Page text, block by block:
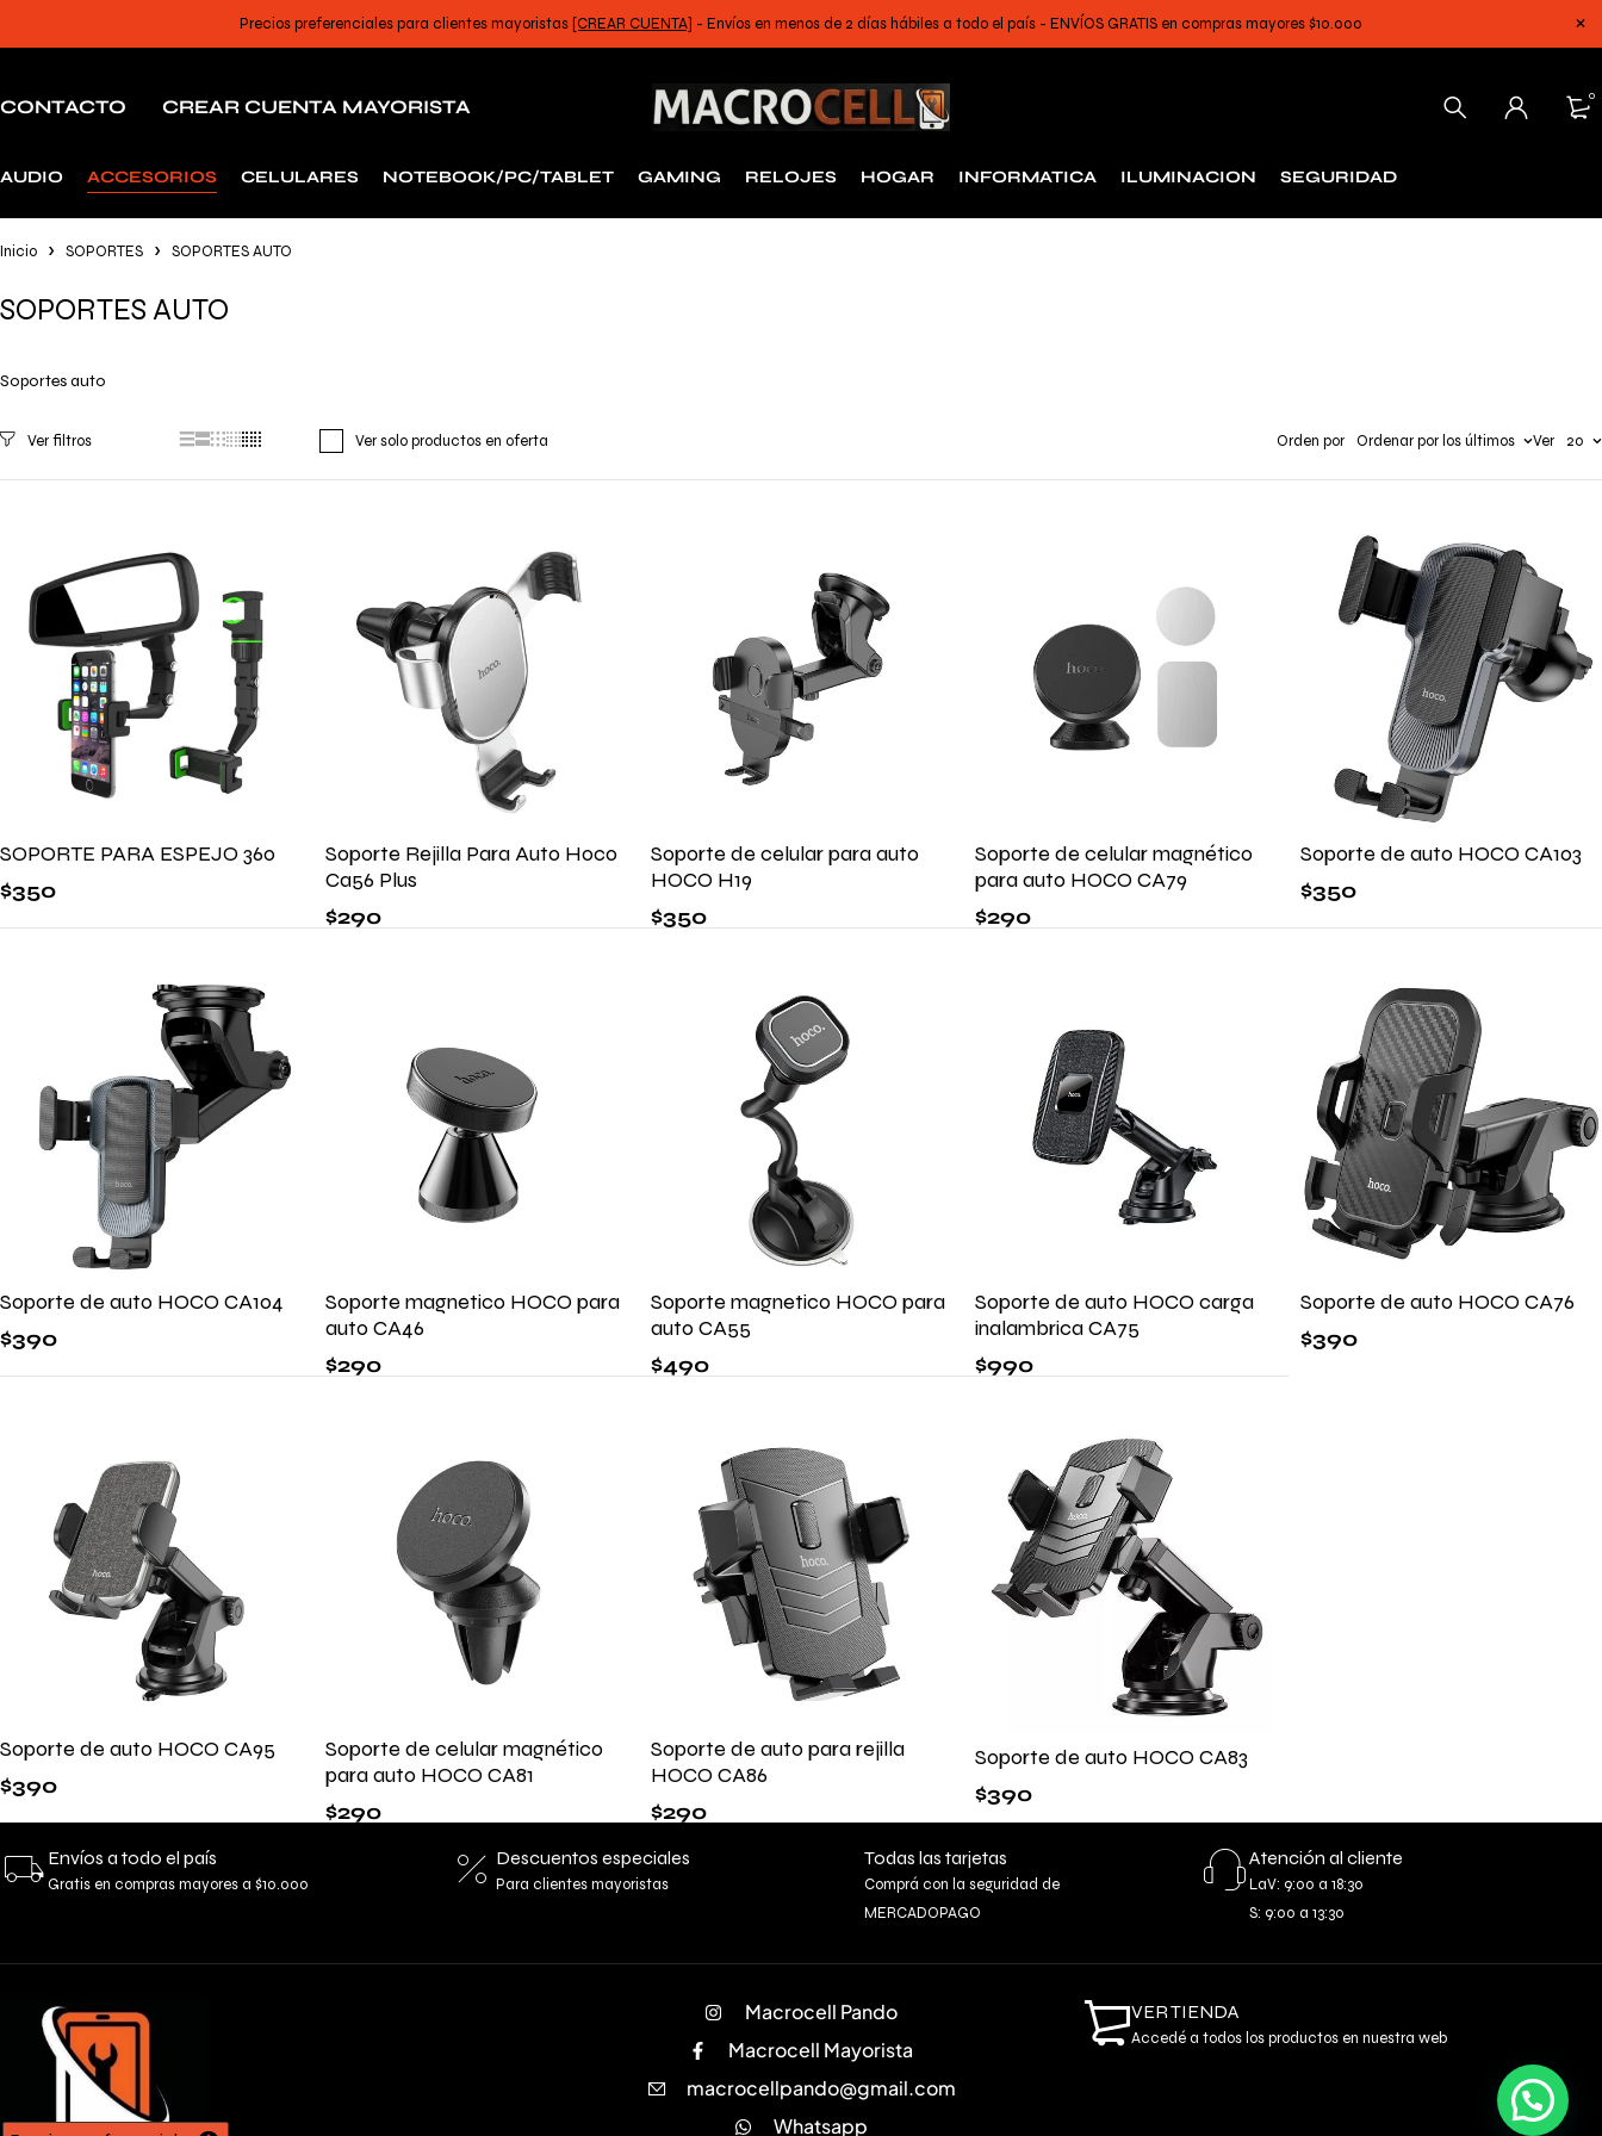
Precios preferenciales para clientes mayoristas [CREAR CUENTA] - Envíos en menos de 2 días hábiles a todo el país - ENVÍOS GRATIS en compras mayores $10.000
CONTACTO CREAR CUENTA MAYORISTA 0
AUDIO ACCESORIOS CELULARES NOTEBOOK/PC/TABLET GAMING RELOJES HOGAR INFORMATICA ILUMINACION SEGURIDAD
Inicio SOPORTES SOPORTES AUTO
SOPORTES AUTO
Soportes auto
Ver solo productos en oferta Orden por Ordenar por los últimos Ver 20
SOPORTE PARA ESPEJO 360
$350
Soporte Rejilla Para Auto Hoco
Ca56 Plus
$290
Soporte de celular para auto
HOCO H19
$350
Soporte de celular magnético
para auto HOCO CA79
$290
Soporte de auto HOCO CA103
$350
Soporte de auto HOCO CA104
$390
Soporte magnetico HOCO para
auto CA46
$290
Soporte magnetico HOCO para
auto CA55
$490
Soporte de auto HOCO carga
inalambrica CA75
$990
Soporte de auto HOCO CA76
$390
Soporte de auto HOCO CA95
$390
Soporte de celular magnético
para auto HOCO CA81
$290
Soporte de auto para rejilla
HOCO CA86
$290
Soporte de auto HOCO CA83
$390
Envíos a todo el país
Gratis en compras mayores a $10.000
Descuentos especiales
Para clientes mayoristas
Todas las tarjetas
Comprá con la seguridad de
MERCADOPAGO
Atención al cliente
LaV: 9:00 a 18:30
S: 9:00 a 13:30
Macrocell Pando
Macrocell Mayorista
macrocellpando@gmail.com
Whatsapp
VER TIENDA
Accedé a todos los productos en nuestra web